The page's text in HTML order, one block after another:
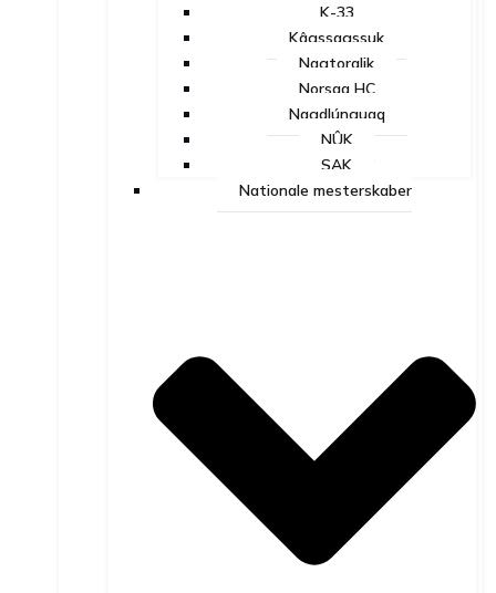
K-33
Kâgssagssuk
Nagtoralik
Norsaq HC
Nagdlúnguaq
NÛK
SAK
Nationale mesterskaber